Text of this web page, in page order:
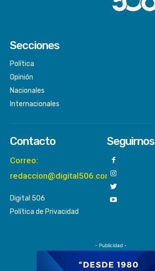
Secciones
Política
Opinión
Nacionales
Internacionales
Contacto
Correo:
redaccion@digital506.com
Digital 506
Política de Privacidad
Seguirnos
- Publicidad -